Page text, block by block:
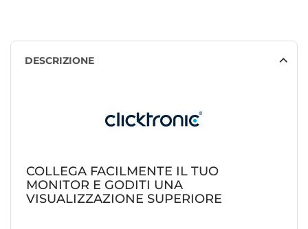
DESCRIZIONE
COLLEGA FACILMENTE IL TUO
MONITOR E GODITI UNA
VISUALIZZAZIONE SUPERIORE